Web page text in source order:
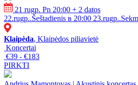
21 rugp. Pn 20:00 + 2 datos
22.rugp..Šeštadienis в 20:00
Klaipėda, Klaipėdos piliavietė
Koncertai
€39 - €183
PIRKTI